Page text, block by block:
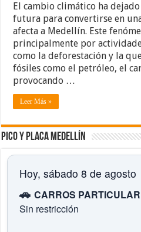
El cambio climático ha
futura para convertirse en
afecta a Medellín. Este
principalmente por
como la deforestación y la
fósiles como el petróleo, el
provocando …
Leer Más »
Pico y placa Medellín
Hoy, sábado 8 de agosto
🚗 CARROS
Sin restricción